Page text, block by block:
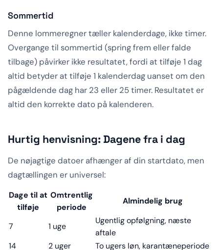
Sommertid
Denne lommeregner tæller kalenderdage, ikke timer.
Overgange til sommertid (spring frem eller falde
tilbage) påvirker ikke resultatet, fordi at tilføje 1 dag
altid betyder at tilføje 1 kalenderdag uanset om den
pågældende dag har 23 eller 25 timer. Resultatet er
altid den korrekte dato på kalenderen.
Hurtig henvisning: Dagene fra i dag
De nøjagtige datoer afhænger af din startdato, men
dagtællingen er universel:
Dage til at
tilføje
Omtrentlig
periode
Almindelig brug
7 1 uge
Ugentlig opfølgning, næste
aftale
14
2 uger
To ugers løn, karantæneperiode